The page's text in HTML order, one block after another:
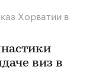
Хорватии в
виз в